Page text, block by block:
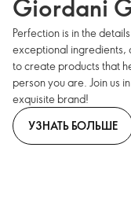
Giordani
Perfection is in the
exceptional ingredients,
to create products that
person you are. Join us
exquisite brand!
УЗНАТЬ БОЛЬШЕ